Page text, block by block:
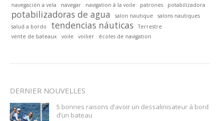
navegación a vela navegar navigation à la voile patrones potabilizadora
potabilizadoras de agua salon nautique
salons nautiques
salud a bordo
tendencias náuticas
Terrestre
vente de bateaux
voile voilier écoles de navigation
DERNIER NOUVELLES
5 bonnes raisons d’avoir un dessalinisateur à bord
d’un bateau